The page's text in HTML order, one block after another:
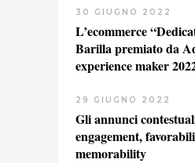
30 GIUGNO 2022
L’ecommerce
Barilla premiato da
experience maker
29 GIUGNO 2022
Gli annunci
engagement,
memorability